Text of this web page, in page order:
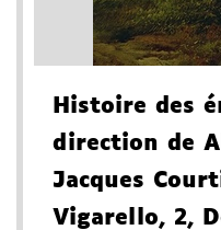
Histoire des
direction de
Jacques
Vigarello, 2,